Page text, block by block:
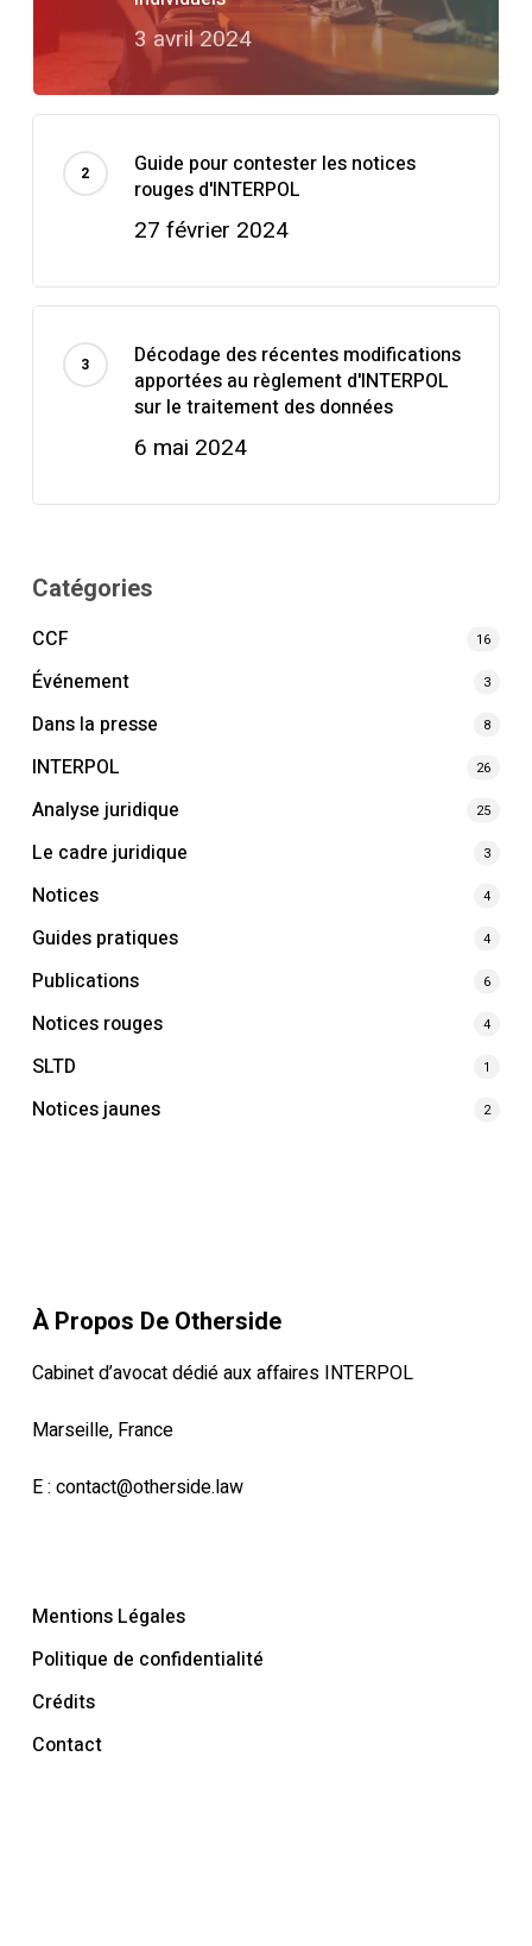
3 avril 2024
Guide pour contester les notices
rouges d'INTERPOL
27 février 2024
Décodage des récentes modifications
apportées au règlement d'INTERPOL
sur le traitement des données
6 mai 2024
Catégories
CCF
16
Événement 3
Dans la presse 8
INTERPOL 26
Analyse juridique 25
Le cadre juridique 3
Notices 4
Guides pratiques 4
Publications 6
Notices rouges 4
SLTD 1
Notices jaunes 2
À Propos De Otherside
Cabinet d’avocat dédié aux affaires INTERPOL
Marseille, France
E : contact@otherside.law
Mentions Légales
Politique de confidentialité
Crédits
Contact